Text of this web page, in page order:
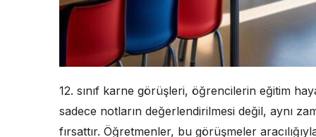
12. sınıf karne görüşleri, öğrencilerin eğitim
sadece notların değerlendirilmesi değil, aynı
fırsattır. Öğretmenler, bu görüşmeler